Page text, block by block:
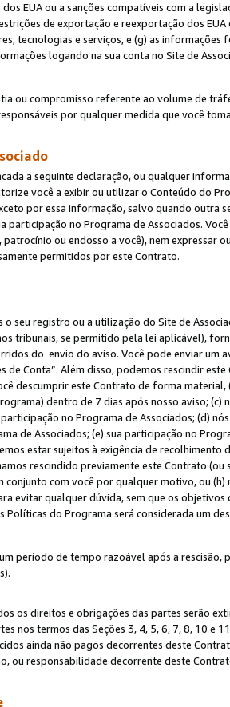
EUA ou a sanções compatíveis com a
de exportação e reexportação dos
tecnologias e serviços, e (g) as
logando na sua conta no Site de
ou compromisso referente ao volume de
por qualquer medida que você
a seguinte declaração, ou qualquer
você a exibir ou utilizar o Conteúdo do
por essa informação, salvo quando outra
participação no Programa de Associados.
ou endosso a você), nem expressar
permitidos por este Contrato.
seu registro ou a utilização do Site de
tribunais, se permitido pela lei aplicável),
do envio do aviso. Você pode enviar um
de Conta”. Além disso, podemos rescindir
descumprir este Contrato de forma
dentro de 7 dias após nosso aviso; (c)
no Programa de Associados; (d)
de Associados; (e) sua participação no
estar sujeitos à exigência de
rescindido previamente este Contrato
conjunto com você por qualquer motivo, ou
evitar qualquer dúvida, sem que os
Políticas do Programa será considerada um
período de tempo razoável após a
os direitos e obrigações das partes serão
nos termos das Seções 3, 4, 5, 6, 7, 8, 10
ainda não pagos decorrentes deste
ou responsabilidade decorrente deste